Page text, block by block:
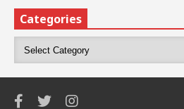
Categories